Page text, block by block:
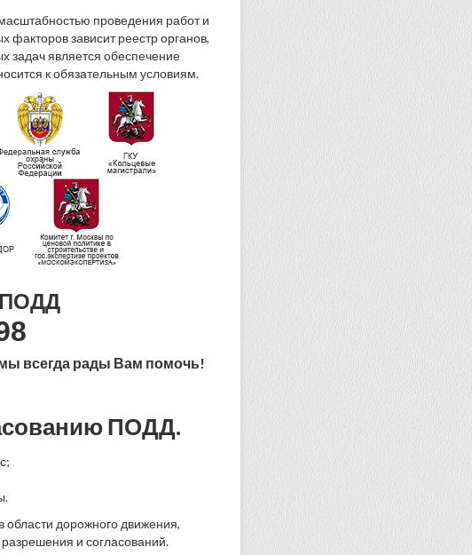
проведения работ и
факторов зависит реестр органов,
задач является обеспечение
к обязательным условиям.
ПОДД
всегда рады Вам помочь!
ПОДД.
дорожного движения,
и согласований.